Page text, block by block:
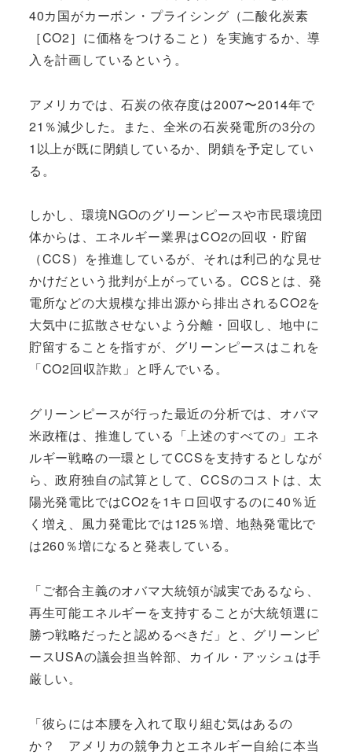
40カ国がカーボン・プライシング（二酸化炭素
［CO2］に価格をつけること）を実施するか、導
入を計画しているという。
アメリカでは、石炭の依存度は2007〜2014年で
21％減少した。また、全米の石炭発電所の3分の
1以上が既に閉鎖しているか、閉鎖を予定してい
る。
しかし、環境NGOのグリーンピースや市民環境団
体からは、エネルギー業界はCO2の回収・貯留
（CCS）を推進しているが、それは利己的な見せ
かけだという批判が上がっている。CCSとは、発
電所などの大規模な排出源から排出されるCO2を
大気中に拡散させないよう分離・回収し、地中に
貯留することを指すが、グリーンピースはこれを
「CO2回収詐欺」と呼んでいる。
グリーンピースが行った最近の分析では、オバマ
米政権は、推進している「上述のすべての」エネ
ルギー戦略の一環としてCCSを支持するとしなが
ら、政府独自の試算として、CCSのコストは、太
陽光発電比ではCO2を1キロ回収するのに40％近
く増え、風力発電比では125％増、地熱発電比で
は260％増になると発表している。
「ご都合主義のオバマ大統領が誠実であるなら、
再生可能エネルギーを支持することが大統領選に
勝つ戦略だったと認めるべきだ」と、グリーンピ
ースUSAの議会担当幹部、カイル・アッシュは手
厳しい。
「彼らには本腰を入れて取り組む気はあるの
か？ アメリカの競争力とエネルギー自給に本当